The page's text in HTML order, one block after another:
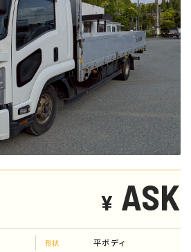
¥ ASK
形状 平ボディ